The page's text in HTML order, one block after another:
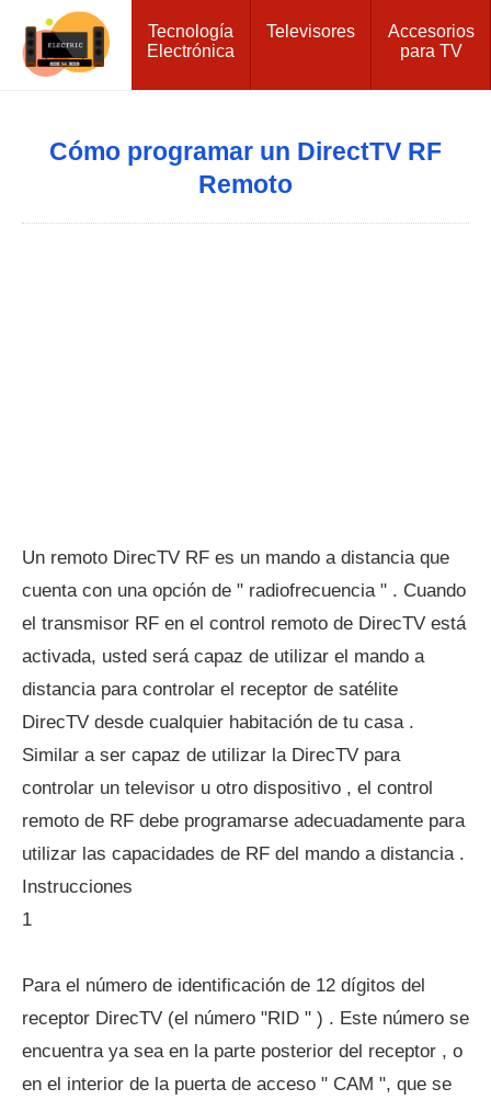
Tecnología
Electrónica
Televisores
Accesorios
para TV
Cómo programar un DirectTV RF
Remoto
Un remoto DirecTV RF es un mando a distancia que
cuenta con una opción de " radiofrecuencia " . Cuando
el transmisor RF en el control remoto de DirecTV está
activada, usted será capaz de utilizar el mando a
distancia para controlar el receptor de satélite
DirecTV desde cualquier habitación de tu casa .
Similar a ser capaz de utilizar la DirecTV para
controlar un televisor u otro dispositivo , el control
remoto de RF debe programarse adecuadamente para
utilizar las capacidades de RF del mando a distancia .
Instrucciones
1
Para el número de identificación de 12 dígitos del
receptor DirecTV (el número "RID " ) . Este número se
encuentra ya sea en la parte posterior del receptor , o
en el interior de la puerta de acceso " CAM ", que se